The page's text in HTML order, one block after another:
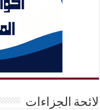
لائحة الجزاءات